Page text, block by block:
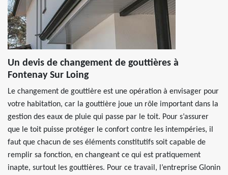
Un devis de changement de gouttières à
Fontenay Sur Loing
Le changement de gouttière est une opération à envisager pour
votre habitation, car la gouttière joue un rôle important dans la
gestion des eaux de pluie qui passe par le toit. Pour s’assurer
que le toit puisse protéger le confort contre les intempéries, il
faut que chacun de ses éléments constitutifs soit capable de
remplir sa fonction, en changeant ce qui est pratiquement
inapte, surtout les gouttières. Pour ce travail, l’entreprise Glonin